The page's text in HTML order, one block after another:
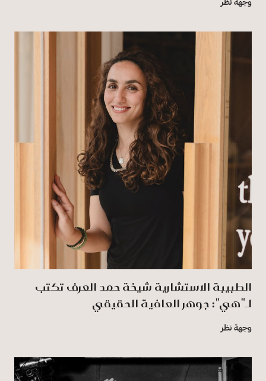
الطبيبة الاستشارية شيخة حمد العرف تكتب
لـ"هي": جوهر العافية الحقيقي
وجهة نظر